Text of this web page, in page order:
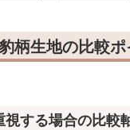
柄生地の比較ポ
視する場合の比較